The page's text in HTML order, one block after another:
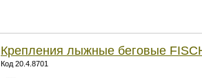
Крепления лыжные беговые
Код 20.4.8701